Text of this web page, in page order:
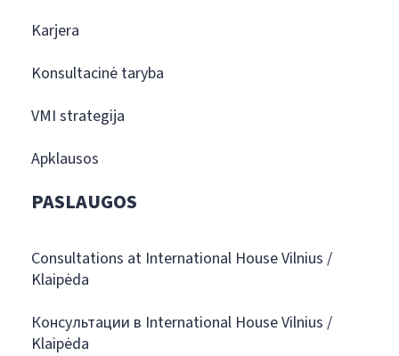
Karjera
Konsultacinė taryba
VMI strategija
Apklausos
PASLAUGOS
Consultations at International House Vilnius /
Klaipėda
Консультации в International House Vilnius /
Klaipėda